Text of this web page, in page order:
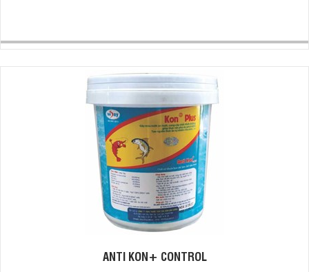
ANTI KON+ CONTROL